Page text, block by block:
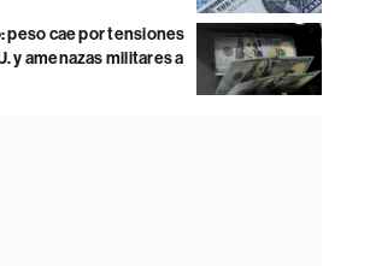
peso cae por tensiones
y amenazas militares a